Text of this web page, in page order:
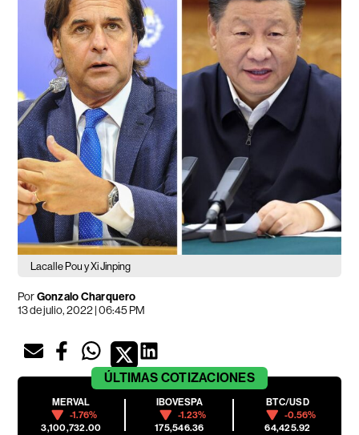
Lacalle Pou y Xi Jinping
PorGonzalo Charquero
13 de julio, 2022 | 06:45 PM
ÚLTIMAS COTIZACIONES
MERVAL
-1.76%
3,100,732.00
IBOVESPA
-1.23%
175,546.36
BTC/USD
-0.56%
64,425.92